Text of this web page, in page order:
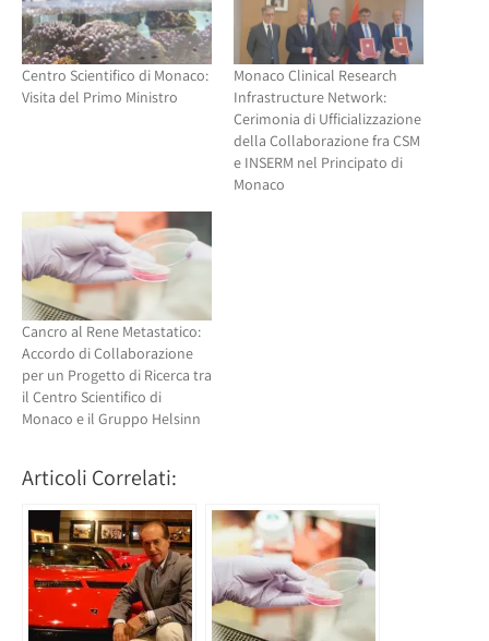
Centro Scientifico di Monaco:
Visita del Primo Ministro
Monaco Clinical Research
Infrastructure Network:
Cerimonia di Ufficializzazione
della Collaborazione fra CSM
e INSERM nel Principato di
Monaco
Cancro al Rene Metastatico:
Accordo di Collaborazione
per un Progetto di Ricerca tra
il Centro Scientifico di
Monaco e il Gruppo Helsinn
Articoli Correlati: